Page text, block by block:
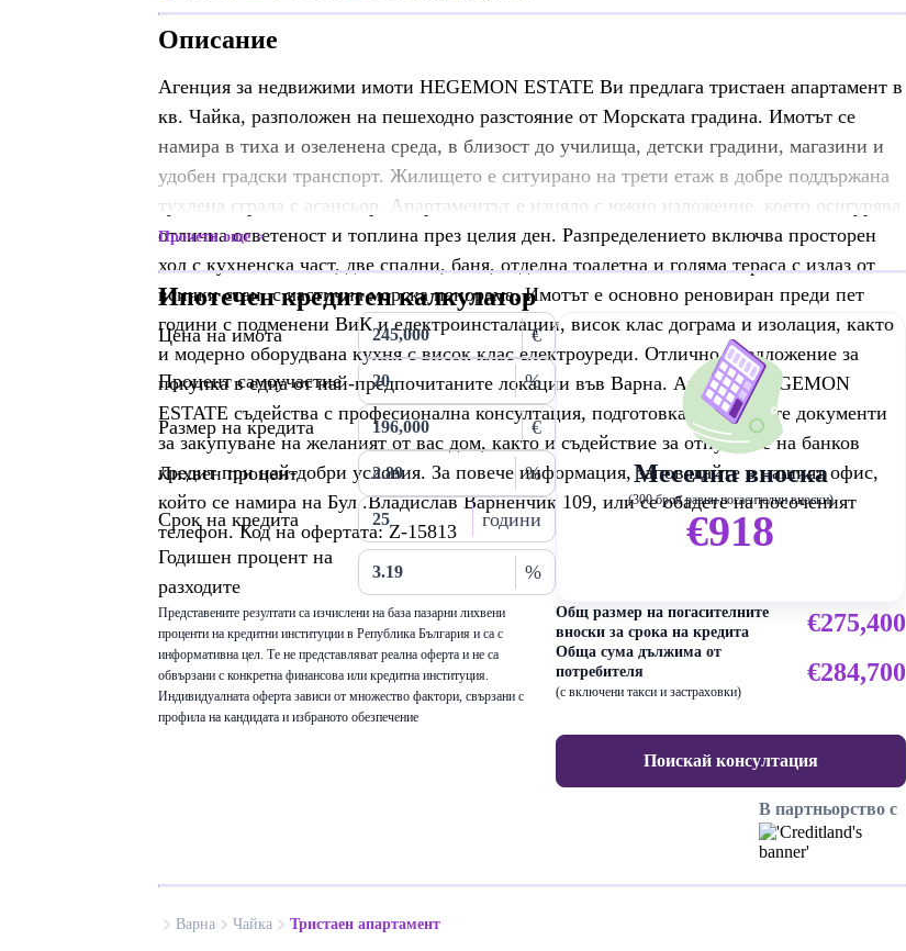
Описание
Агенция за недвижими имоти HEGEMON ESTATE Ви предлага тристаен апартамент в
кв. Чайка, разположен на пешеходно разстояние от Морската градина. Имотът се
намира в тиха и озеленена среда, в близост до училища, детски градини, магазини и
удобен градски транспорт. Жилището е ситуирано на трети етаж в добре поддържана
тухлена сграда с асансьор. Апартаментът е изцяло с южно изложение, което осигурява
отлична осветеност и топлина през целия ден. Разпределението включва просторен
хол с кухненска част, две спални, баня, отделна тоалетна и голяма тераса с излаз от
всички стаи, с частична морска панорама. Имотът е основно реновиран преди пет
години с подменени ВиК и електроинсталации, висок клас дограма и изолация, както
и модерно оборудвана кухня с висок клас електроуреди. Отлично предложение за
покупка в една от най-предпочитаните локации във Варна. Агенция HEGEMON
ESTATE съдейства с професионална консултация, подготовка на нужните документи
за закупуване на желаният от вас дом, както и съдействие за отпускане на банков
кредит при най-добри условия. За повече информация, заповядайте в нашият офис,
който се намира на Бул .Владислав Варненчик 109, или се обадете на посоченият
телефон. Код на офертата: Z-15813
Прочети още
Ипотечен кредитен калкулатор
Цена на имота €
Процент самоучастие %
Размер на кредита €
Лихвен процент %
Срок на кредита
години
Годишен процент на
разходите
%
Представените резултати са изчислени на база пазарни лихвени
проценти на кредитни институции в Република България и са с
информативна цел. Те не представляват реална оферта и не са
обвързани с конкретна финансова или кредитна институция.
Индивидуалната оферта зависи от множество фактори, свързани с
профила на кандидата и избраното обезпечение
Месечна вноска
(300 броя равни погасителни вноски)
€918
Общ размер на погасителните
вноски за срока на кредита
€275,400
Обща сума дължима от
потребителя
(с включени такси и застраховки)
€284,700
Поискай консултация
В партньорство с
Варна Чайка Тристаен апартамент